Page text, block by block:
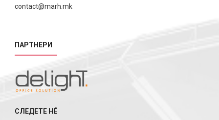
contact@marh.mk
ПАРТНЕРИ
СЛЕДЕТЕ НÉ